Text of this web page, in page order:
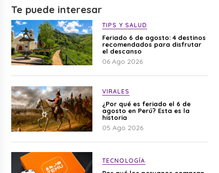
Te puede interesar
TIPS Y SALUD
Feriado 6 de agosto: 4 destinos
recomendados para disfrutar
el descanso
06 Ago 2026
VIRALES
¿Por qué es feriado el 6 de
agosto en Perú? Esta es la
historia
05 Ago 2026
TECNOLOGÍA